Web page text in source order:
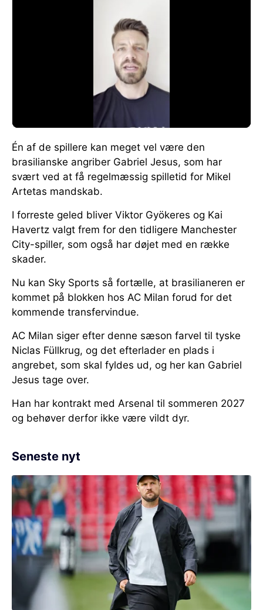
Én af de spillere kan meget vel være den
brasilianske angriber Gabriel Jesus, som har
svært ved at få regelmæssig spilletid for Mikel
Artetas mandskab.
I forreste geled bliver Viktor Gyökeres og Kai
Havertz valgt frem for den tidligere Manchester
City-spiller, som også har døjet med en række
skader.
Nu kan Sky Sports så fortælle, at brasilianeren er
kommet på blokken hos AC Milan forud for det
kommende transfervindue.
AC Milan siger efter denne sæson farvel til tyske
Niclas Füllkrug, og det efterlader en plads i
angrebet, som skal fyldes ud, og her kan Gabriel
Jesus tage over.
Han har kontrakt med Arsenal til sommeren 2027
og behøver derfor ikke være vildt dyr.
Seneste nyt